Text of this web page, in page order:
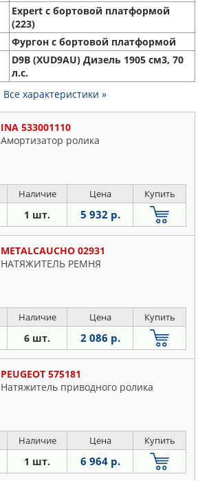
Expert c бортовой платформой
(223)
Фургон с бортовой платформой
D9B (XUD9AU) Дизель 1905 см3, 70
л.с.
Все характеристики »
INA 533001110
Амортизатор ролика
Наличие Цена Купить
1 шт. 5 932 р.
METALCAUCHO 02931
НАТЯЖИТЕЛЬ РЕМНЯ
Наличие Цена Купить
6 шт. 2 086 р.
PEUGEOT 575181
Натяжитель приводного ролика
Наличие Цена Купить
1 шт. 6 964 р.